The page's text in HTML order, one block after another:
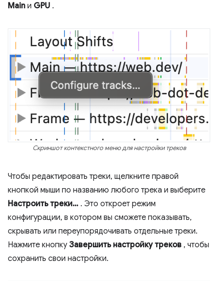
Main и GPU .
Скриншот контекстного меню для настройки треков
Чтобы редактировать треки, щелкните правой
кнопкой мыши по названию любого трека и выберите
Настроить треки… . Это откроет режим
конфигурации, в котором вы сможете показывать,
скрывать или переупорядочивать отдельные треки.
Нажмите кнопку Завершить настройку треков , чтобы
сохранить свои настройки.